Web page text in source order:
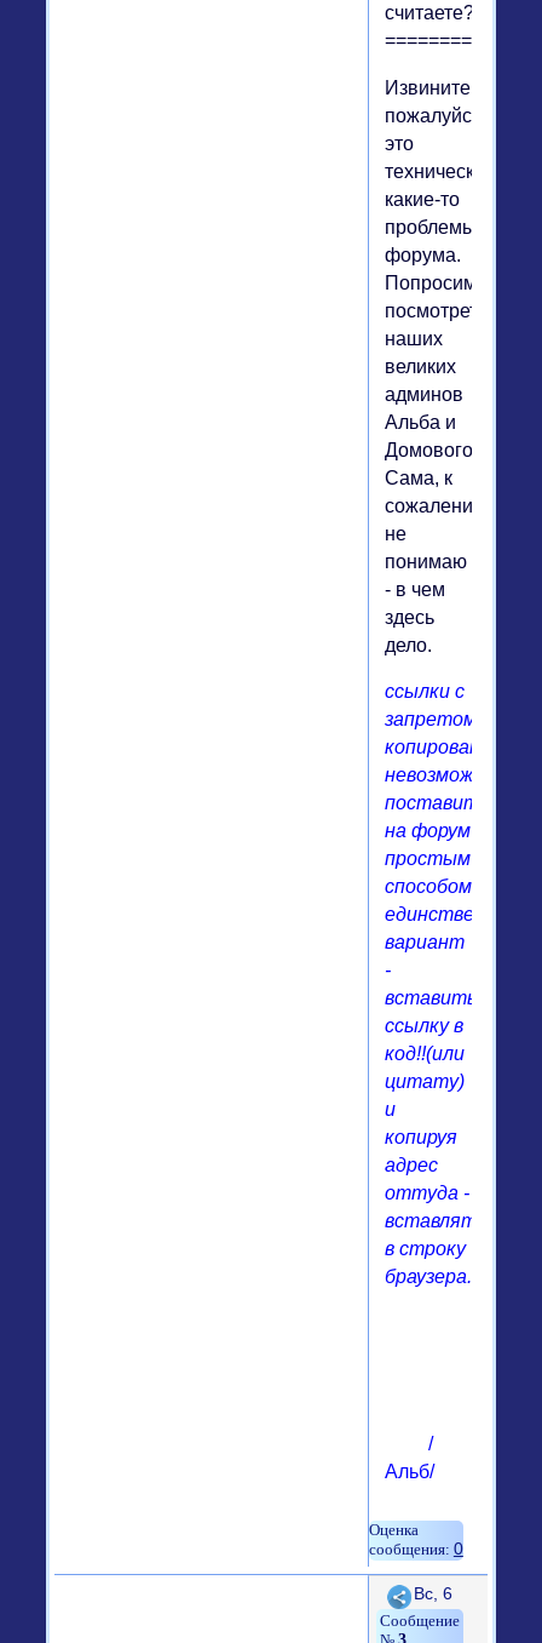
считаете?)))
Извините,
пожалуйста,
это
технические
какие-то
проблемы
форума.
Попросим
посмотреть
наших
великих
админов
Альба и
Домового.
Сама, к
сожалению,
не
понимаю
- в чем
здесь
дело.
ссылки с
запретом
копирования
невозможно
поставить
на форум
простым
способом!
единственнвй
вариант
-
вставить
ссылку в
код!!(или
цитату)
и
копируя
адрес
оттуда -
вставлять
в строку
браузера..
/
Альб/
0
Поделиться
Вс, 6